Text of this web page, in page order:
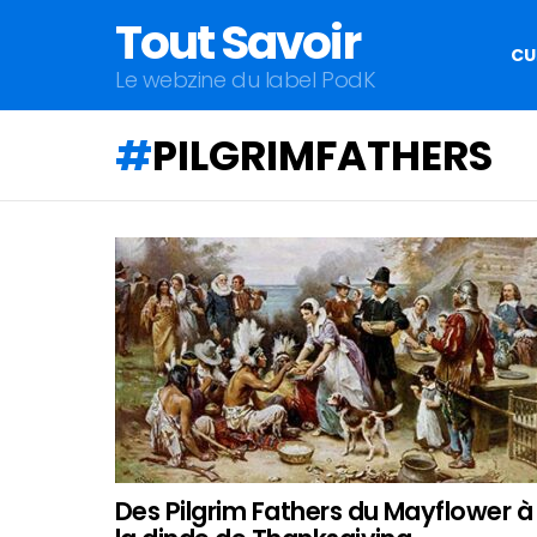
Tout Savoir
Le webzine du label PodK
PILGRIMFATHERS
QU'ALLEZ-
VOUS
APPRENDRE
AUJOURD'HUI
?
Des Pilgrim Fathers du Mayflower à